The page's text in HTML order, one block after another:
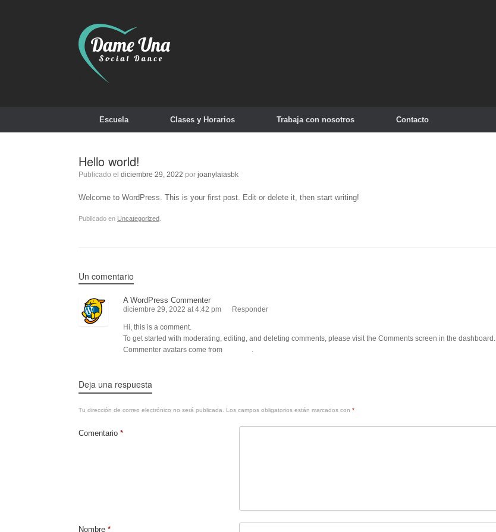
Escuela Clases y Horarios Trabaja con nosotros Contacto
Hello world!
Publicado el diciembre 29, 2022 por joanylaiasbk
Welcome to WordPress. This is your first post. Edit or delete it, then start writing!
Publicado en Uncategorized
Un comentario
A WordPress Commenter
diciembre 29, 2022 at 4:42 pm Responder
Hi, this is a comment.
To get started with moderating, editing, and deleting comments, please visit the Comments screen in the dashboard.
Commenter avatars come from
.
Deja una respuesta
Tu dirección de correo electrónico no será publicada. Los campos obligatorios están marcados con *
Comentario *
Nombre *